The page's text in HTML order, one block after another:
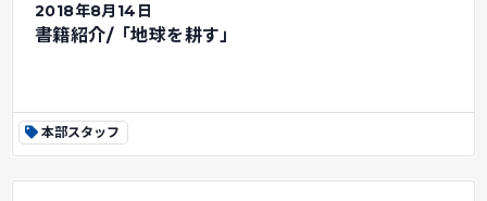
2018年8月14日
書籍紹介/「地球を耕す」
本部スタッフ